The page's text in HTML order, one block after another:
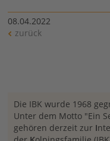
08.04.2022
zurück
Die IBK wurde 1968
Unter dem Motto "Ein
gehören derzeit zur I